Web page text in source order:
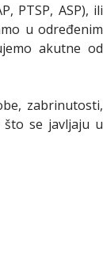
PTSP, ASP), ili
u određenim
akutne od
zabrinutosti,
što se javljaju u